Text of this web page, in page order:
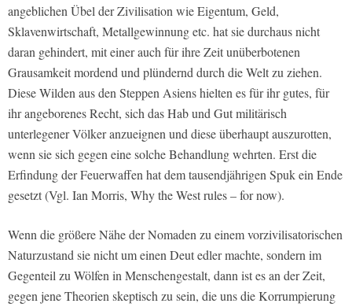
angeblichen Übel der Zivilisation wie Eigentum, Geld,
Sklavenwirtschaft, Metallgewinnung etc. hat sie durchaus nicht
daran gehindert, mit einer auch für ihre Zeit unüberbotenen
Grausamkeit mordend und plündernd durch die Welt zu ziehen.
Diese Wilden aus den Steppen Asiens hielten es für ihr gutes, für
ihr angeborenes Recht, sich das Hab und Gut militärisch
unterlegener Völker anzueignen und diese überhaupt auszurotten,
wenn sie sich gegen eine solche Behandlung wehrten. Erst die
Erfindung der Feuerwaffen hat dem tausendjährigen Spuk ein Ende
gesetzt (Vgl. Ian Morris, Why the West rules – for now).
Wenn die größere Nähe der Nomaden zu einem vorzivilisatorischen
Naturzustand sie nicht um einen Deut edler machte, sondern im
Gegenteil zu Wölfen in Menschengestalt, dann ist es an der Zeit,
gegen jene Theorien skeptisch zu sein, die uns die Korrumpierung